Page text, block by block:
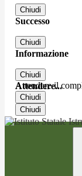
Chiudi
Successo
Chiudi
Informazione
Chiudi
Attendere...
Attendere il
Chiudi
Chiudi